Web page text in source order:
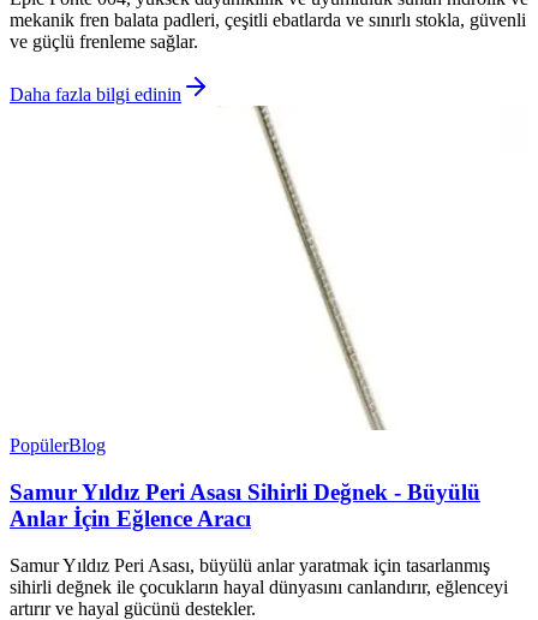
mekanik fren balata padleri, çeşitli ebatlarda ve sınırlı stokla, güvenli
ve güçlü frenleme sağlar.
Daha fazla bilgi edinin
PopülerBlog
Samur Yıldız Peri Asası Sihirli Değnek - Büyülü
Anlar İçin Eğlence Aracı
Samur Yıldız Peri Asası, büyülü anlar yaratmak için tasarlanmış
sihirli değnek ile çocukların hayal dünyasını canlandırır, eğlenceyi
artırır ve hayal gücünü destekler.